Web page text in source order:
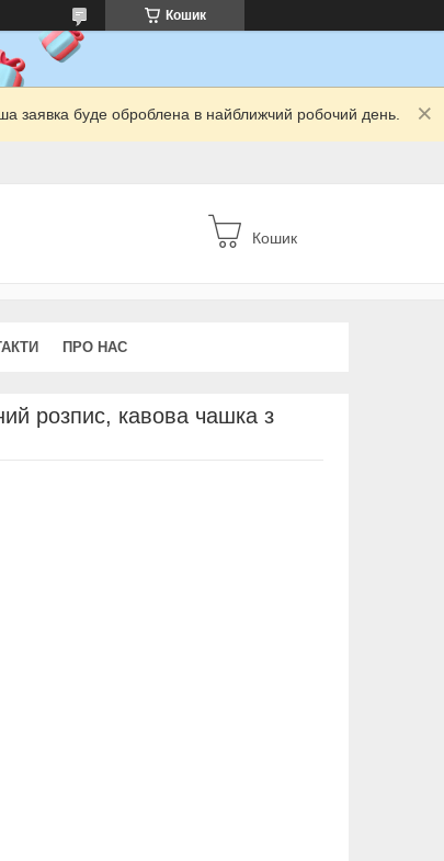
Кошик
заявка буде оброблена в найближчий робочий день.
Кошик
ПРО НАС
розпис, кавова чашка з